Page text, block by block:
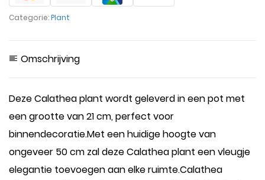
Categorie:Plant
Omschrijving
Deze Calathea plant wordt geleverd in een pot met
een grootte van 21 cm, perfect voor
binnendecoratie.Met een huidige hoogte van
ongeveer 50 cm zal deze Calathea plant een vleugje
elegantie toevoegen aan elke ruimte.Calathea